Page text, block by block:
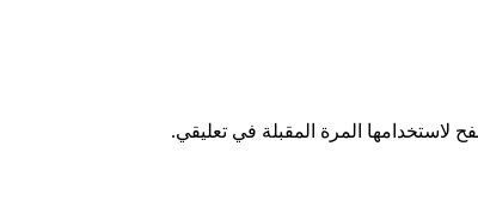
لاستخدامها المرة المقبلة في تعليقي.